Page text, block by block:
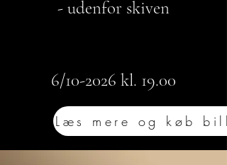
- udenfor skiven
6/10-2026 kl. 19.00
Læs mere og køb